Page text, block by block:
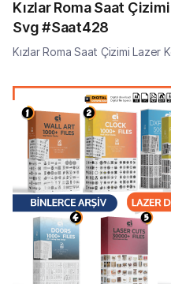
Kızlar Roma Saat
Svg #Saat428
Kızlar Roma Saat Çizimi Lazer